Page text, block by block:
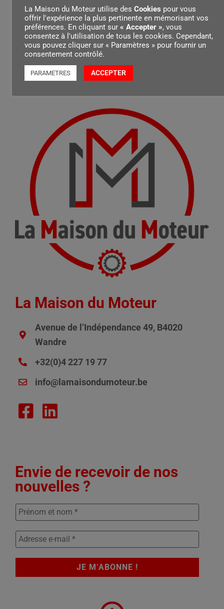
La Maison du Moteur
Avenue de l’Indépendance 49, B4020
Wandre
+32(0)4 227 19 77
info@lamaisondumoteur.be
Envie de recevoir de nos
nouvelles ?
La Maison du Moteur utilise des Cookies pour vous
offrir l'expérience la plus pertinente en mémorisant vos
préférences. En cliquant sur « Accepter », vous
consentez à l'utilisation de tous les cookies. Cependant,
vous pouvez cliquer sur « Paramètres » pour fournir un
consentement contrôlé.
PARAMETRES ACCEPTER